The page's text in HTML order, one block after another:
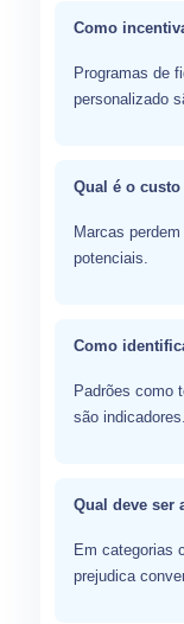
Como
Programas de
personalizado
Qual é o
Marcas
potenciais.
Como
Padrões como
são indicadores.
Qual deve ser
Em categorias
prejudica